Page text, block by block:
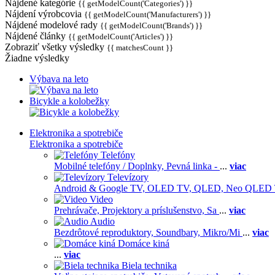
Nájdené kategórie {{ getModelCount('Categories') }}
Nájdení výrobcovia {{ getModelCount('Manufacturers') }}
Nájdené modelové rady {{ getModelCount('Brands') }}
Nájdené články {{ getModelCount('Articles') }}
Zobraziť všetky výsledky {{ matchesCount }}
Žiadne výsledky
Výbava na leto
Bicykle a kolobežky
Elektronika a spotrebiče
Elektronika a spotrebiče
Telefóny
Mobilné telefóny / Doplnky, Pevná linka - ... viac
Televízory
Android & Google TV, OLED TV, QLED, Neo QLED
Video
Prehrávače, Projektory a príslušenstvo, Sa ... viac
Audio
Bezdrôtové reproduktory, Soundbary, Mikro/Mi ... viac
Domáce kiná
... viac
Biela technika